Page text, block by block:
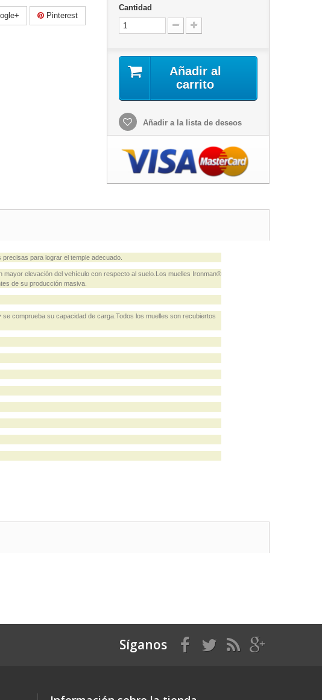
Pinterest
Cantidad
Añadir al
carrito
Añadir a la lista de deseos
para lograr el temple adecuado.
elevación del vehículo con respecto al suelo.Los muelles Ironman®
de su producción masiva.
comprueba su capacidad de carga.Todos los muelles son recubiertos
Síganos